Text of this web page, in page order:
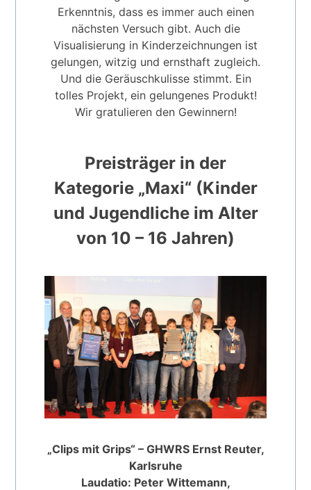
Erkenntnis, dass es immer auch einen
nächsten Versuch gibt. Auch die
Visualisierung in Kinderzeichnungen ist
gelungen, witzig und ernsthaft zugleich.
Und die Geräuschkulisse stimmt. Ein
tolles Projekt, ein gelungenes Produkt!
Wir gratulieren den Gewinnern!
Preisträger in der
Kategorie „Maxi“ (Kinder
und Jugendliche im Alter
von 10 – 16 Jahren)
„Clips mit Grips“ – GHWRS Ernst Reuter,
Karlsruhe
Laudatio: Peter Wittemann,